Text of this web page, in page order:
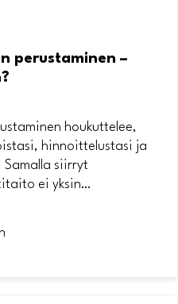
perustaminen –
houkuttelee,
hinnoittelustasi ja
siirryt
ei yksin…